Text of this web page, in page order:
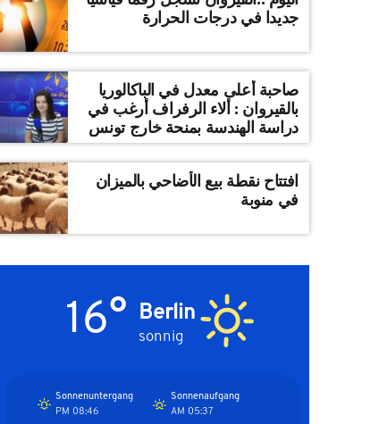
جديدا في درجات الحرارة
صاحبة أعلى معدل في الباكالوريا
بالقيروان : ألاء الرفراف أرغب في
دراسة الهندسة بمنحة خارج تونس
افتتاح نقطة بيع الأضاحي بالميزان
في منوبة
Berlin
sonnig
16°
Sonnenaufgang
05:37 AM
Sonnenuntergang
08:46 PM